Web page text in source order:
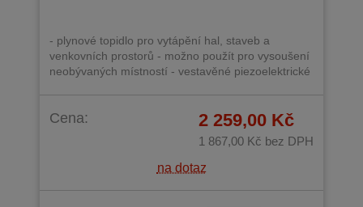
- plynové topidlo pro vytápění hal, staveb a
venkovních prostorů - možno použít pro vysoušení
neobývaných místností - vestavěné piezoelektrické
- maximální topný výkon (kW) 17 - průtok vzduchu:
320 m3 / h - maximální odběr plynu (kg/h) 1,23 -
termostat proti přehřátí (°C) 95
Cena: 2 259,00 Kč
1 867,00 Kč bez DPH
na dotaz